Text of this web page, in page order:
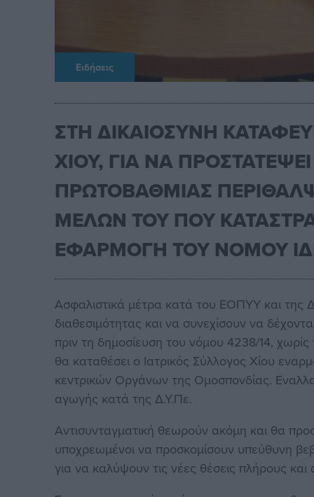
Ειδήσεις
ΣΤΗ ΔΙΚΑΙΟΣΥΝΗ
ΧΙΟΥ, ΓΙΑ ΝΑ
ΠΡΩΤΟΒΑΘΜΙΑΣ
ΜΕΛΩΝ ΤΟΥ ΠΟΥ
ΕΦΑΡΜΟΓΗ ΤΟΥ ΝΟΜΟΥ
Ασφαλιστικά μέτρα κατά του ΕΟΠΥΥ και της
διαθεσιμότητας και να συνεχίσουν να
πριν τη δημοσίευση του νόμου 4238/14,
θα καταθέσει ο Ιατρικός Σύλλογος Χίου
κεντρικών Οργάνων της Ομοσπονδίας.
αγωγής κατά της Δ.Υ.Πε.
Aντισυνταγματική θεωρούν ακόμη και θα
υποχρεωμένοι να προσκομίσουν υπεύθυνη
για να καλύψουν τις νέες θέσεις πλήρους